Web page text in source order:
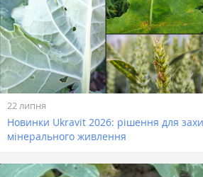
22 липня
Новинки Ukravit 2026: рішення для
мінерального живлення